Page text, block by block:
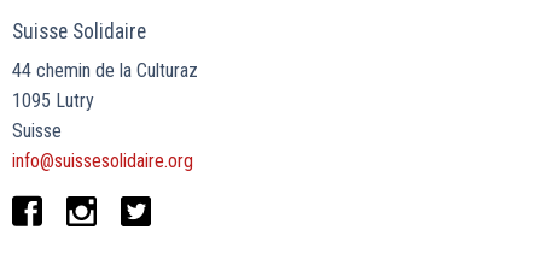
Suisse Solidaire
44 chemin de la Culturaz
1095 Lutry
Suisse
info@suissesolidaire.org